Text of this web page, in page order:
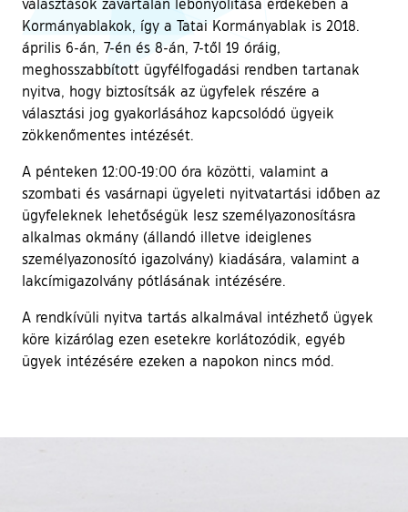
Kormányablakok, így a Tatai Kormányablak is 2018.
április 6-án, 7-én és 8-án, 7-től 19 óráig,
meghosszabbított ügyfélfogadási rendben tartanak
nyitva, hogy biztosítsák az ügyfelek részére a
választási jog gyakorlásához kapcsolódó ügyeik
zökkenőmentes intézését.
A pénteken 12:00-19:00 óra közötti, valamint a
szombati és vasárnapi ügyeleti nyitvatartási időben az
ügyfeleknek lehetőségük lesz személyazonosításra
alkalmas okmány (állandó illetve ideiglenes
személyazonosító igazolvány) kiadására, valamint a
lakcímigazolvány pótlásának intézésére.
A rendkívüli nyitva tartás alkalmával intézhető ügyek
köre kizárólag ezen esetekre korlátozódik, egyéb
ügyek intézésére ezeken a napokon nincs mód.